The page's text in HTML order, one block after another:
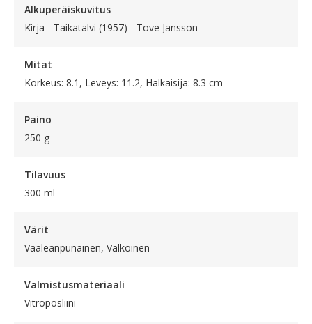
Alkuperäiskuvitus
Kirja - Taikatalvi (1957) - Tove Jansson
Mitat
Korkeus: 8.1, Leveys: 11.2, Halkaisija: 8.3 cm
Paino
250 g
Tilavuus
300 ml
Värit
Vaaleanpunainen, Valkoinen
Valmistusmateriaali
Vitroposliini